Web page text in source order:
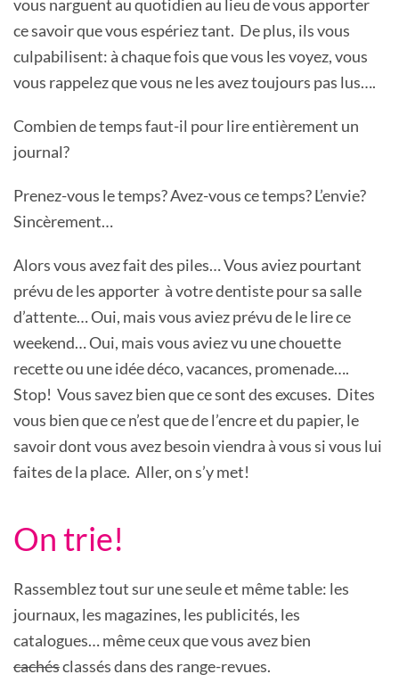
vous narguent au quotidien au lieu de vous apporter
ce savoir que vous espériez tant. De plus, ils vous
culpabilisent: à chaque fois que vous les voyez, vous
vous rappelez que vous ne les avez toujours pas lus….
Combien de temps faut-il pour lire entièrement un
journal?
Prenez-vous le temps? Avez-vous ce temps? L’envie?
Sincèrement…
Alors vous avez fait des piles… Vous aviez pourtant
prévu de les apporter à votre dentiste pour sa salle
d’attente… Oui, mais vous aviez prévu de le lire ce
weekend… Oui, mais vous aviez vu une chouette
recette ou une idée déco, vacances, promenade….
Stop! Vous savez bien que ce sont des excuses. Dites
vous bien que ce n’est que de l’encre et du papier, le
savoir dont vous avez besoin viendra à vous si vous lui
faites de la place. Aller, on s’y met!
On trie!
Rassemblez tout sur une seule et même table: les
journaux, les magazines, les publicités, les
catalogues… même ceux que vous avez bien
cachésclassés dans des range-revues.